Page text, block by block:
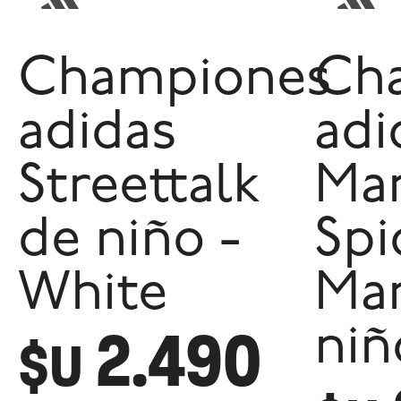
Championes
adidas
Streettalk
de niño -
White
$U 2.490